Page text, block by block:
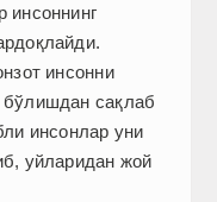
инсоннинг
инсонни
сақлаб
инсонлар уни
уйларидан жой